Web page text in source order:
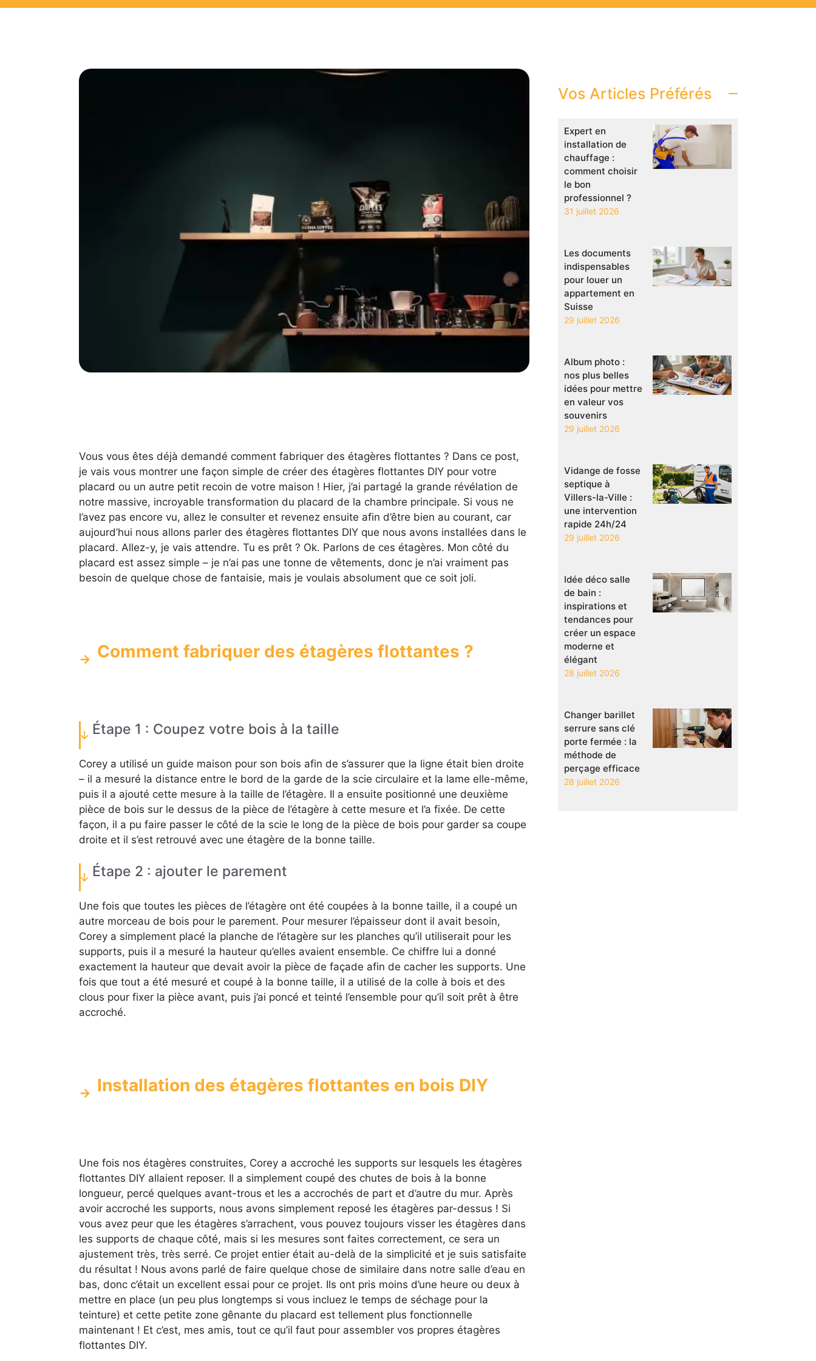
Vous vous êtes déjà demandé comment fabriquer des étagères flottantes ? Dans ce post,
je vais vous montrer une façon simple de créer des étagères flottantes DIY pour votre
placard ou un autre petit recoin de votre maison ! Hier, j’ai partagé la grande révélation de
notre massive, incroyable transformation du placard de la chambre principale. Si vous ne
l’avez pas encore vu, allez le consulter et revenez ensuite afin d’être bien au courant, car
aujourd’hui nous allons parler des étagères flottantes DIY que nous avons installées dans le
placard. Allez-y, je vais attendre. Tu es prêt ? Ok. Parlons de ces étagères. Mon côté du
placard est assez simple – je n’ai pas une tonne de vêtements, donc je n’ai vraiment pas
besoin de quelque chose de fantaisie, mais je voulais absolument que ce soit joli.
Comment fabriquer des étagères flottantes ?
Étape 1 : Coupez votre bois à la taille
Corey a utilisé un guide maison pour son bois afin de s’assurer que la ligne était bien droite
– il a mesuré la distance entre le bord de la garde de la scie circulaire et la lame elle-même,
puis il a ajouté cette mesure à la taille de l’étagère. Il a ensuite positionné une deuxième
pièce de bois sur le dessus de la pièce de l’étagère à cette mesure et l’a fixée. De cette
façon, il a pu faire passer le côté de la scie le long de la pièce de bois pour garder sa coupe
droite et il s’est retrouvé avec une étagère de la bonne taille.
Étape 2 : ajouter le parement
Une fois que toutes les pièces de l’étagère ont été coupées à la bonne taille, il a coupé un
autre morceau de bois pour le parement. Pour mesurer l’épaisseur dont il avait besoin,
Corey a simplement placé la planche de l’étagère sur les planches qu’il utiliserait pour les
supports, puis il a mesuré la hauteur qu’elles avaient ensemble. Ce chiffre lui a donné
exactement la hauteur que devait avoir la pièce de façade afin de cacher les supports. Une
fois que tout a été mesuré et coupé à la bonne taille, il a utilisé de la colle à bois et des
clous pour fixer la pièce avant, puis j’ai poncé et teinté l’ensemble pour qu’il soit prêt à être
accroché.
Installation des étagères flottantes en bois DIY
Une fois nos étagères construites, Corey a accroché les supports sur lesquels les étagères
flottantes DIY allaient reposer. Il a simplement coupé des chutes de bois à la bonne
longueur, percé quelques avant-trous et les a accrochés de part et d’autre du mur. Après
avoir accroché les supports, nous avons simplement reposé les étagères par-dessus ! Si
vous avez peur que les étagères s’arrachent, vous pouvez toujours visser les étagères dans
les supports de chaque côté, mais si les mesures sont faites correctement, ce sera un
ajustement très, très serré. Ce projet entier était au-delà de la simplicité et je suis satisfaite
du résultat ! Nous avons parlé de faire quelque chose de similaire dans notre salle d’eau en
bas, donc c’était un excellent essai pour ce projet. Ils ont pris moins d’une heure ou deux à
mettre en place (un peu plus longtemps si vous incluez le temps de séchage pour la
teinture) et cette petite zone gênante du placard est tellement plus fonctionnelle
maintenant ! Et c’est, mes amis, tout ce qu’il faut pour assembler vos propres étagères
flottantes DIY.
Vos Articles Préférés
Expert en
installation de
chauffage :
comment choisir
le bon
professionnel ?
31 juillet 2026
Les documents
indispensables
pour louer un
appartement en
Suisse
29 juillet 2026
Album photo :
nos plus belles
idées pour mettre
en valeur vos
souvenirs
29 juillet 2026
Vidange de fosse
septique à
Villers-la-Ville :
une intervention
rapide 24h/24
29 juillet 2026
Idée déco salle
de bain :
inspirations et
tendances pour
créer un espace
moderne et
élégant
28 juillet 2026
Changer barillet
serrure sans clé
porte fermée : la
méthode de
perçage efficace
28 juillet 2026